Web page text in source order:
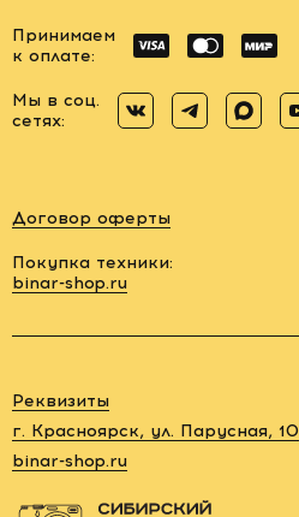
Заказать
88006005878
rent@binar-
г.
Принимаем
к оплате:
Мы в соц.
сетях:
Договор оферты
Покупка техники:
binar-shop.ru
Реквизиты
г. Красноярск, ул. Парусная, 10
binar-shop.ru